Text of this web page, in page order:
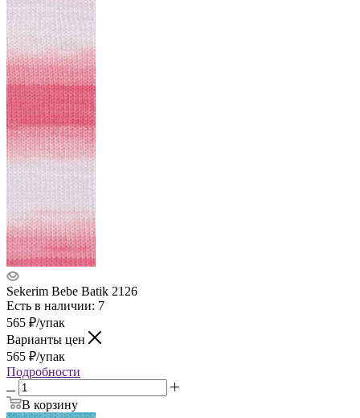
Sekerim Bebe Batik 2126
Есть в наличии: 7
565 ₽/упак
Варианты цен
565 ₽/упак
Подробности
В корзину